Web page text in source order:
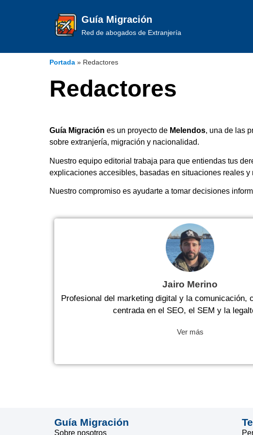
Guía Migración
Red de abogados de Extranjería
Portada » Redactores
Redactores
Guía Migración es un proyecto de Melendos, una de las
sobre extranjería, migración y nacionalidad.
Nuestro equipo editorial trabaja para que entiendas tus
explicaciones accesibles, basadas en situaciones reales y
Nuestro compromiso es ayudarte a tomar decisiones
Jairo Merino
Profesional del marketing digital y la comunicación,
centrada en el SEO, el SEM y la
Ver más
Guía Migración
Sobre nosotros